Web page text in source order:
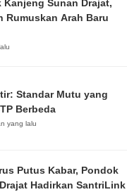
Sunan Drajat,
Rumuskan Arah Baru
Standar Mutu yang
Berbeda
yang lalu
Putus Kabar, Pondok
Hadirkan SantriLink